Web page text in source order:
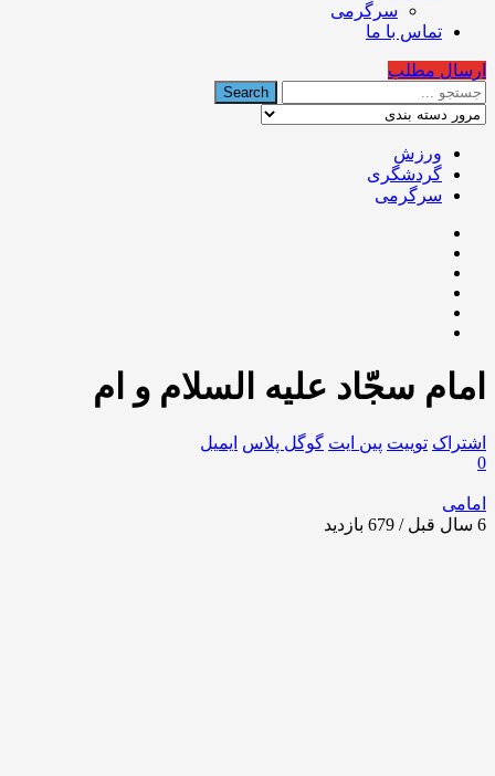
سرگرمی
تماس با ما
ارسال مطلب
ورزش
گردشگری
سرگرمی
امام سجّاد عليه السلام و ام
اشتراک توییت پین ایت گوگل‌ پلاس ایمیل
0
امامی
6 سال قبل / 679
بازدید